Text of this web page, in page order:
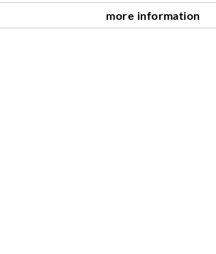
Mediateca
Consulenza / Pianificazione / Esecuzione
more information